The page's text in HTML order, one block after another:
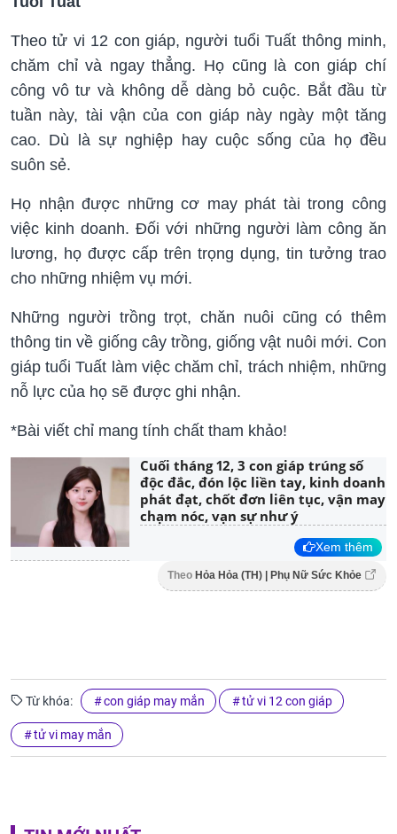
Theo tử vi 12 con giáp, người tuổi Tuất thông minh,
chăm chỉ và ngay thẳng. Họ cũng là con giáp chí
công vô tư và không dễ dàng bỏ cuộc. Bắt đầu từ
tuần này, tài vận của con giáp này ngày một tăng
cao. Dù là sự nghiệp hay cuộc sống của họ đều
suôn sẻ.
Họ nhận được những cơ may phát tài trong công
việc kinh doanh. Đối với những người làm công ăn
lương, họ được cấp trên trọng dụng, tin tưởng trao
cho những nhiệm vụ mới.
Những người trồng trọt, chăn nuôi cũng có thêm
thông tin về giống cây trồng, giống vật nuôi mới. Con
giáp tuổi Tuất làm việc chăm chỉ, trách nhiệm, những
nỗ lực của họ sẽ được ghi nhận.
*Bài viết chỉ mang tính chất tham khảo!
Cuối tháng 12, 3 con giáp trúng số
độc đắc, đón lộc liền tay, kinh doanh
phát đạt, chốt đơn liên tục, vận may
chạm nóc, vạn sự như ý
Xem thêm
Theo Hỏa Hỏa (TH) | Phụ Nữ Sức Khỏe
Từ khóa: con giáp may mắn tử vi 12 con giáp
tử vi may mắn